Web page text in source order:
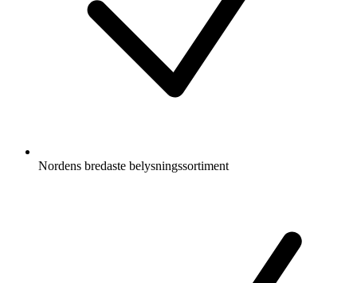
Nordens bredaste belysningssortiment